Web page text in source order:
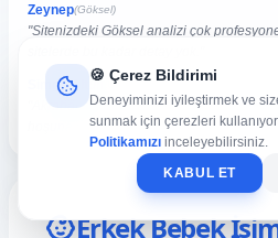
Zeynep(Göksel)
"Sitenizdeki Göksel analizi çok
Simge Altun (Ulvi)
"Akrabalarımızla paylaştık bu analizi,
hoşuna gitti."
Erkek Bebek
🍪 Çerez Bildirimi
Deneyiminizi iyileştirmek ve
sunmak için çerezleri
Politikamızı inceleyebilirsiniz.
KABUL ET